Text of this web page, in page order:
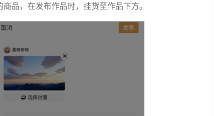
品，在发布作品时，挂货至作品下方。